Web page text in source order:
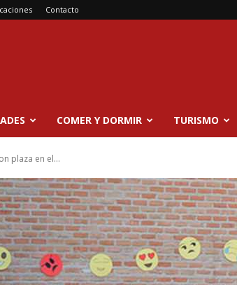
Contacto
COMER Y DORMIR TURISMO
plaza en el...